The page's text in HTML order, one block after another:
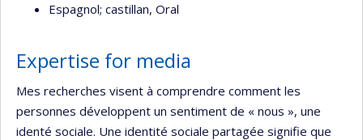
Espagnol; castillan, Oral
Expertise for media
Mes recherches visent à comprendre comment les
personnes développent un sentiment de « nous », une
identé sociale. Une identité sociale partagée signifie que